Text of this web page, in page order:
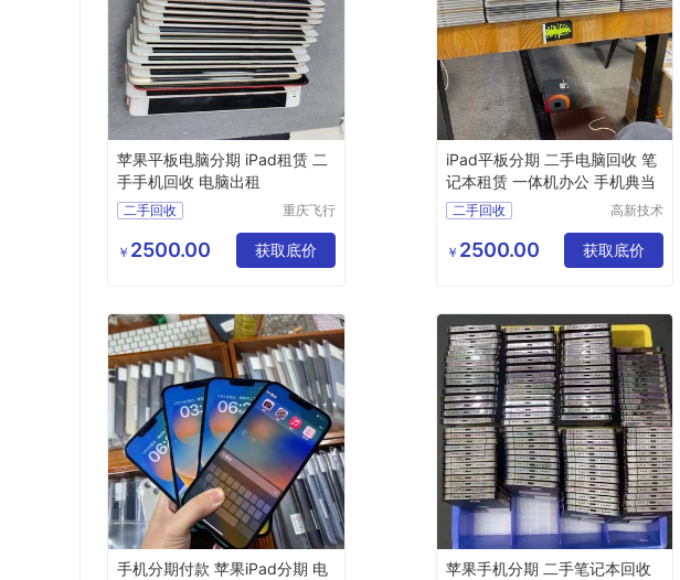
苹果平板电脑分期 iPad租赁 二
手手机回收 电脑出租
二手回收
重庆飞行
限公司
￥ 2500.00 获取底价
iPad平板分期 二手电脑回收 笔
记本租赁 一体机办公 手机典当
二手回收
高新技术
区良驹电
子经营部
￥ 2500.00 获取底价
手机分期付款 苹果iPad分期 电
苹果手机分期 二手笔记本回收